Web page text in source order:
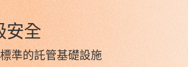
安全
準的託管基礎設施